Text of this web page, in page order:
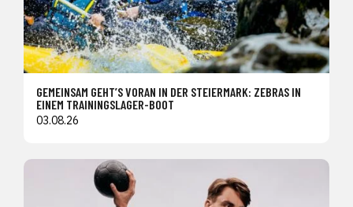
GEMEINSAM GEHT’S VORAN IN DER STEIERMARK: ZEBRAS IN
EINEM TRAININGSLAGER-BOOT
03.08.26